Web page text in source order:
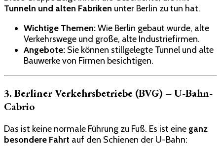
Tunneln und alten Fabriken unter Berlin zu tun hat.
Wichtige Themen:Wie Berlin gebaut wurde, alte
Verkehrswege und große, alte Industriefirmen.
Angebote: Sie können stillgelegte Tunnel und alte
Bauwerke von Firmen besichtigen.
3. Berliner Verkehrsbetriebe (BVG) – U-Bahn-
Cabrio
Das ist keine normale Führung zu Fuß. Es ist eine ganz
besondere Fahrt auf den Schienen der U-Bahn: